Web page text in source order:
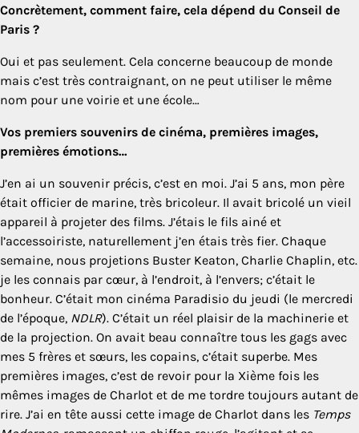
Concrètement, comment faire, cela dépend du Conseil de
Paris ?
Oui et pas seulement. Cela concerne beaucoup de monde
mais c’est très contraignant, on ne peut utiliser le même
nom pour une voirie et une école…
Vos premiers souvenirs de cinéma, premières images,
premières émotions…
J’en ai un souvenir précis, c’est en moi. J’ai 5 ans, mon père
était officier de marine, très bricoleur. Il avait bricolé un vieil
appareil à projeter des films. J’étais le fils ainé et
l’accessoiriste, naturellement j’en étais très fier. Chaque
semaine, nous projetions Buster Keaton, Charlie Chaplin, etc.
je les connais par cœur, à l’endroit, à l’envers; c’était le
bonheur. C’était mon cinéma Paradisio du jeudi (le mercredi
de l’époque, NDLR). C’était un réel plaisir de la machinerie et
de la projection. On avait beau connaître tous les gags avec
mes 5 frères et sœurs, les copains, c’était superbe. Mes
premières images, c’est de revoir pour la Xième fois les
mêmes images de Charlot et de me tordre toujours autant de
rire. J’ai en tête aussi cette image de Charlot dans les Temps